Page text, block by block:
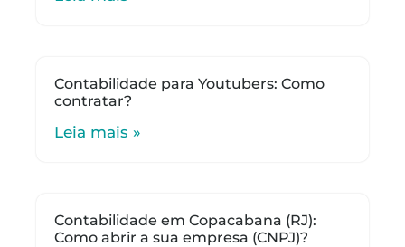
Contabilidade para Youtubers: Como
contratar?
Leia mais »
Contabilidade em Copacabana (RJ):
Como abrir a sua empresa (CNPJ)?